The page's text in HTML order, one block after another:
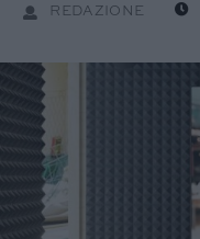
REDAZIONE